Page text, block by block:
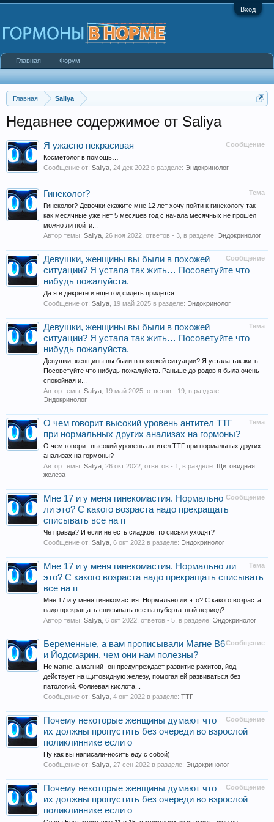
Вход
Главная Saliya
Недавнее содержимое от Saliya
Сообщение
Я ужасно некрасивая
Косметолог в помощь…
Сообщение от: Saliya 24 дек 2022 в разделе: Эндокринолог
Тема
Гинеколог?
Гинеколог? Девочки скажите мне 12 лет хочу пойти к гинекологу так
как месячные уже нет 5 месяцев год с начала месячных не прошел
можно ли пойти...
Автор темы: Saliya 26 ноя 2022 , ответов - 3, в разделе: Эндокринолог
Сообщение
Девушки, женщины вы были в похожей
ситуации? Я устала так жить… Посоветуйте что
нибудь пожалуйста.
Да я в декрете и еще год сидеть придется.
Сообщение от: Saliya 19 май 2025 в разделе: Эндокринолог
Тема
Девушки, женщины вы были в похожей
ситуации? Я устала так жить… Посоветуйте что
нибудь пожалуйста.
Девушки, женщины вы были в похожей ситуации? Я устала так жить…
Посоветуйте что нибудь пожалуйста. Раньше до родов я была очень
спокойная и...
Автор темы: Saliya 19 май 2025 , ответов - 19, в разделе:
Эндокринолог
Тема
О чем говорит высокий уровень антител ТТГ
при нормальных других анализах на гормоны?
О чем говорит высокий уровень антител ТТГ при нормальных других
анализах на гормоны?
Автор темы: Saliya 26 окт 2022 , ответов - 1, в разделе: Щитовидная
железа
Сообщение
Мне 17 и у меня гинекомастия. Нормально
ли это? С какого возраста надо прекращать
списывать все на п
Че правда? И если не есть сладкое, то сиськи уходят?
Сообщение от: Saliya 6 окт 2022 в разделе: Эндокринолог
Тема
Мне 17 и у меня гинекомастия. Нормально ли
это? С какого возраста надо прекращать списывать
все на п
Мне 17 и у меня гинекомастия. Нормально ли это? С какого возраста
надо прекращать списывать все на пубертатный период?
Автор темы: Saliya 6 окт 2022 , ответов - 5, в разделе: Эндокринолог
Сообщение
Беременные, а вам прописывали Магне В6
и Йодомарин, чем они нам полезны?
Не магне, а магний- он предупреждает развитие рахитов, йод-
действует на щитовидную железу, помогая ей развиваться без
патологий. Фолиевая кислота...
Сообщение от: Saliya 4 окт 2022 в разделе: ТТГ
Сообщение
Почему некоторые женщины думают что
их должны пропустить без очереди во взрослой
поликлиннике если о
Ну как вы написали-носить еду с собой)
Сообщение от: Saliya 27 сен 2022 в разделе: Эндокринолог
Сообщение
Почему некоторые женщины думают что
их должны пропустить без очереди во взрослой
поликлиннике если о
Главная Форум